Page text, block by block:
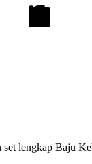
lengkap Baju